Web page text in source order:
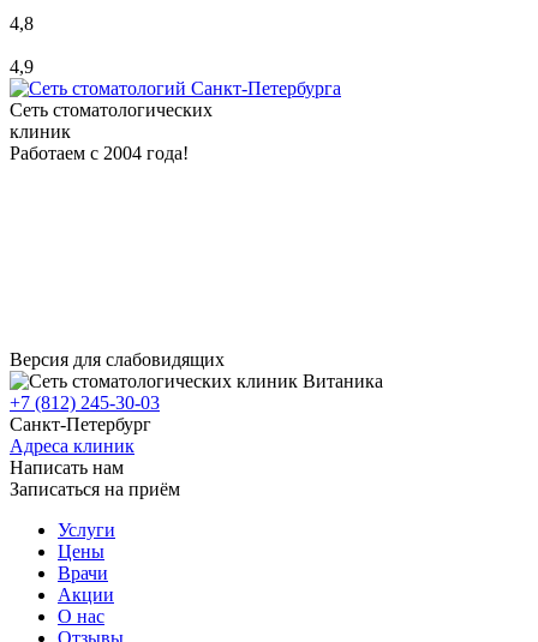
4,8
4,9
Сеть стоматологических
клиник
Работаем с 2004 года!
Версия для слабовидящих
+7 (812) 245-30-03
Санкт-Петербург
Адреса клиник
Написать нам
Записаться на приём
Услуги
Цены
Врачи
Акции
О нас
Отзывы